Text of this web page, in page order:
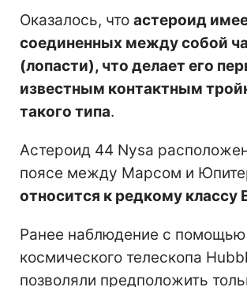
Оказалось, что астероид
соединенных между собой
(лопасти), что делает его
известным контактным
такого типа.
Астероид 44 Nysa
поясе между Марсом и
относится к редкому классу
Ранее наблюдение с помощью
космического телескопа
позволяли предположить